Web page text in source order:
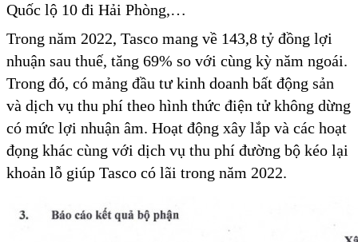
Quốc lộ 10 đi Hải Phòng,…
Trong năm 2022, Tasco mang về 143,8 tỷ đồng lợi
nhuận sau thuế, tăng 69% so với cùng kỳ năm ngoái.
Trong đó, có mảng đầu tư kinh doanh bất động sản
và dịch vụ thu phí theo hình thức điện tử không dừng
có mức lợi nhuận âm. Hoạt động xây lắp và các hoạt
đọng khác cùng với dịch vụ thu phí đường bộ kéo lại
khoản lỗ giúp Tasco có lãi trong năm 2022.